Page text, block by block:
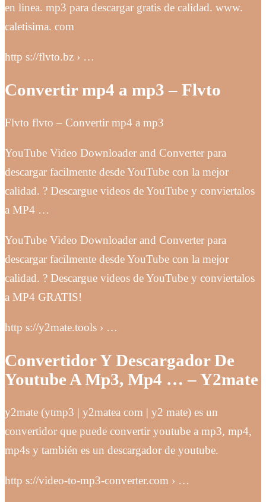
en linea. mp3 para descargar gratis de calidad. www.
caletisima. com
http s://flvto.bz › …
Convertir mp4 a mp3 – Flvto
Flvto flvto – Convertir mp4 a mp3
YouTube Video Downloader and Converter para
descargar facilmente desde YouTube con la mejor
calidad. ? Descargue videos de YouTube y conviertalos
a MP4 …
YouTube Video Downloader and Converter para
descargar facilmente desde YouTube con la mejor
calidad. ? Descargue videos de YouTube y conviertalos
a MP4 GRATIS!
http s://y2mate.tools › …
Convertidor Y Descargador De
Youtube A Mp3, Mp4 … – Y2mate
y2mate (ytmp3 | y2matea com | y2 mate) es un
convertidor que puede convertir youtube a mp3, mp4,
mp4s y también es un descargador de youtube.
http s://video-to-mp3-converter.com › …